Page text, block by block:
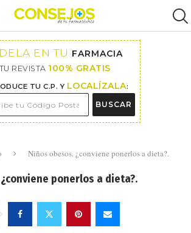
EN TU FARMACIA
TU REVISTA 100% GRATIS
TU C.P. Y LOCALÍZALA:
BUSCAR
Niños obesos. ¿conviene ponerlos a dieta?.
ponerlos a dieta?.